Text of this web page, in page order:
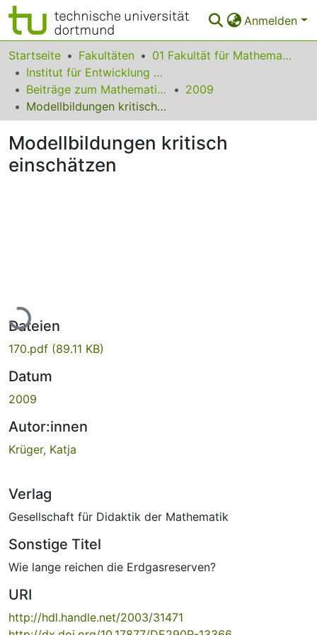
Anmelden
Bereiche & Sammlungen
Das gesamte Repositorium
Statistiken
FAQ
Leitlinien
Startseite Fakultäten
01 Fakultät für Mathematik
Institut für Entwicklung und Erforschung des Mathematikunterrichts
Beiträge zum Mathematikunterricht
2009
Modellbildungen kritisch einschätzen
Modellbildungen kritisch
einschätzen
Lade...
Dateien
170.pdf (89.11 KB)
Datum
2009
Autor:innen
Krüger, Katja
Verlag
Gesellschaft für Didaktik der Mathematik
Sonstige Titel
Wie lange reichen die Erdgasreserven?
URI
http://hdl.handle.net/2003/31471